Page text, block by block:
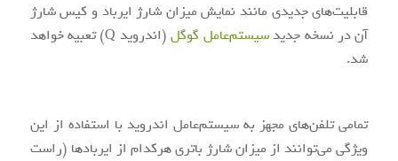
قابلیت‌های جدیدی مانند نمایش میزان شارژ ایرباد و کیس‌ شارژ
آن در نسخه جدیدسیستم‌عامل گوگل
(اندروید Q) تعبیه خواهد
شد.
تمامی تلفن‌های مجهز به سیستم‌عامل اندروید با استفاده از این
ویژگی می‌توانند از میزان شارژ باتری هرکدام از ایرباد‌ها (راست